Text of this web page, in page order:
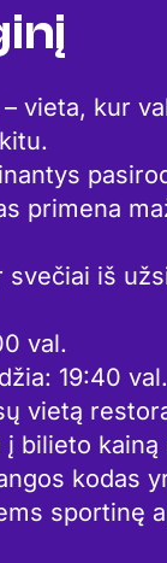
vieta, kur
primena
svečiai iš
val.
19:40 val.
vietą
bilieto
kodas
sportinę